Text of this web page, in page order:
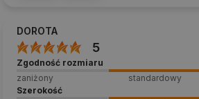
DOROTA
5
Zgodność rozmiaru
zaniżony
standardowy
Szerokość